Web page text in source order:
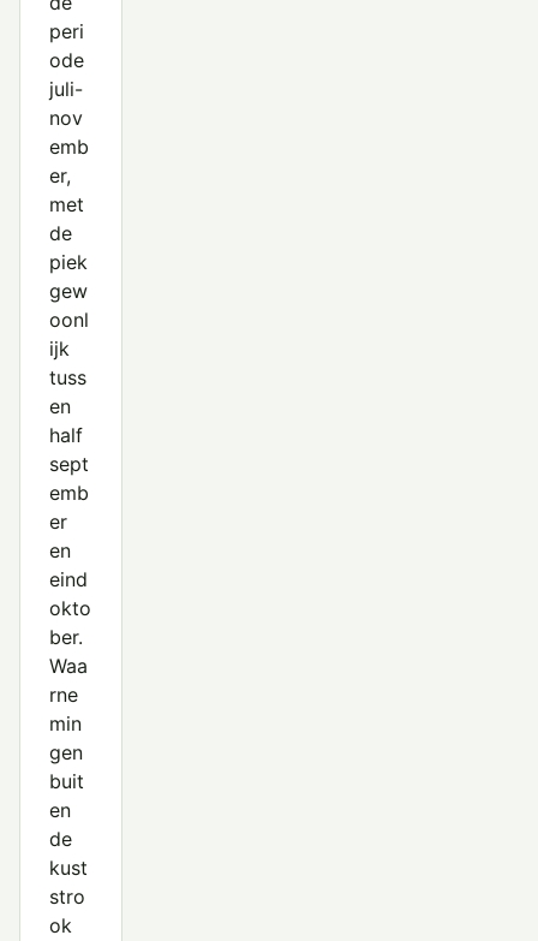
peri
ode
juli-
nov
emb
er,
met
de
piek
gew
oonl
ijk
tuss
en
half
sept
emb
er
en
eind
okto
ber.
Waa
rne
min
gen
buit
en
de
kust
stro
ok